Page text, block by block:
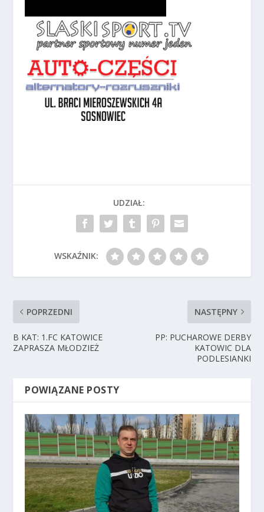
UDZIAŁ:
WSKAŹNIK:
POPRZEDNI
B KAT: 1.FC KATOWICE
ZAPRASZA MŁODZIEŻ
NASTĘPNY
PP: PUCHAROWE DERBY
KATOWIC DLA
PODLESIANKI
POWIĄZANE POSTY